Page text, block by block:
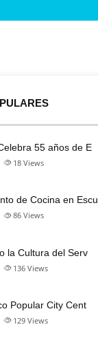
55 años de E
18 Views
de Cocina en Escu
86 Views
la Cultura del Serv
136 Views
Popular City Cent
129 Views